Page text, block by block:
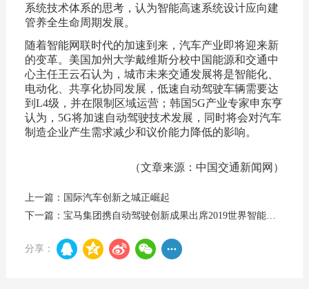
系统技术体系的思考，认为智能高速系统设计应向建
管养全生命周期发展。
随着智能网联时代的加速到来，汽车产业即将迎来新
的变革。美国加州大学戴维斯分校中国能源和交通中
心主任王云石认为，城市未来交通发展将是智能化、
电动化、共享化协同发展，低速自动驾驶车辆需要达
到L4级，并在限制区域运营；韩国5G产业专家申东亨
认为，5G将加速自动驾驶技术发展，同时将会对汽车
制造企业产生需求减少和议价能力降低的影响。
（文章来源：中国交通新闻网）
上一篇：国际汽车创新之城正崛起
下一篇：宝马集团携自动驾驶创新成果出席2019世界智能网联汽车大会
分享：